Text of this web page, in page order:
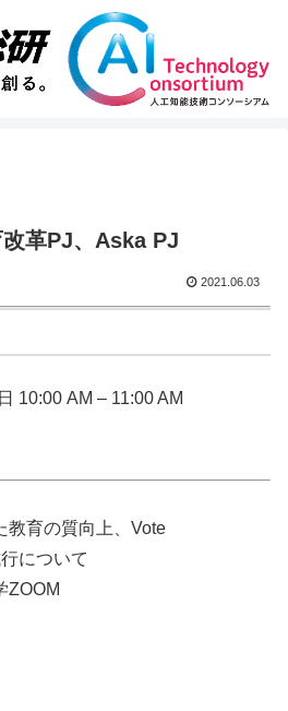
改革PJ、Aska PJ
2021.06.03
10:00 AM – 11:00 AM
教育の質向上、Vote
について
ZOOM